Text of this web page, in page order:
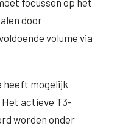
door
volume via
heeft mogelijk
actieve T3-
worden onder